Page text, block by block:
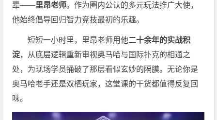
辈——里昂老师。作为圈内公认的多元玩法推广大使，
他始终倡导回归智力竞技最初的乐趣。
短短一小时里，里昂老师用他二十余年的实战积
淀，从底层逻辑重新审视奥马哈与国际扑克的相通之
处，为现场学员捅破了那层看似玄妙的隔膜。无论你是
奥马哈老手还是双栖玩家，这堂课的干货都值得反复回
味。